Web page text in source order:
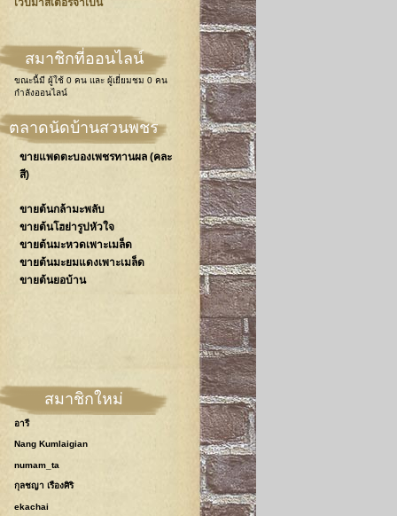
เวปมาสเตอร์จำเป็น
สมาชิกที่ออนไลน์
ขณะนี้มี ผู้ใช้ 0 คน และ ผู้เยี่ยมชม 0 คน
กำลังออนไลน์
ตลาดนัดบ้านสวนพชร
ขายแพดตะบองเพชรทานผล (คละ
สี)
ขายต้นกล้ามะพลับ
ขายต้นโฮย่ารูปหัวใจ
ขายต้นมะหวดเพาะเมล็ด
ขายต้นมะยมแดงเพาะเมล็ด
ขายต้นยอบ้าน
สมาชิกใหม่
อารี
Nang Kumlaigian
numam_ta
กุลชญา เรืองศิริ
ekachai